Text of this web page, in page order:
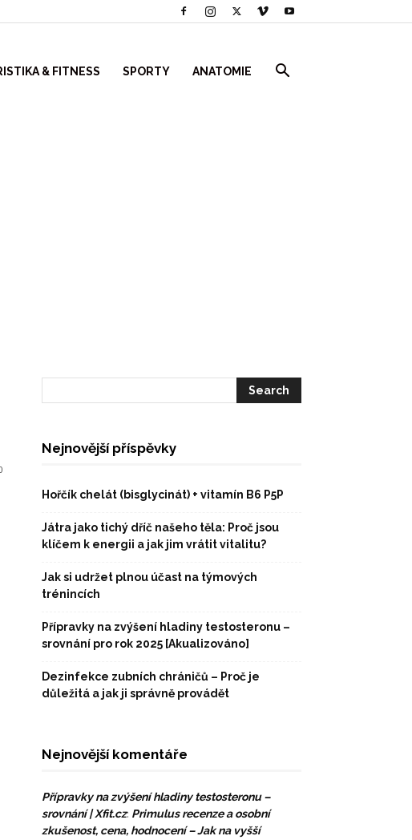
& FITNESS SPORTY ANATOMIE
Nejnovější příspěvky
Hořčík chelát (bisglycinát) + vitamín B6 P5P
Játra jako tichý dříč našeho těla: Proč jsou
klíčem k energii a jak jim vrátit vitalitu?
Jak si udržet plnou účast na týmových
trénincích
Přípravky na zvýšení hladiny testosteronu –
srovnání pro rok 2025 [Akualizováno]
Dezinfekce zubních chráničů – Proč je
důležitá a jak ji správně provádět
Nejnovější komentáře
Přípravky na zvýšení hladiny testosteronu –
srovnání | Xfit.cz: Primulus recenze a osobní
zkušenost, cena, hodnocení – Jak na vyšší